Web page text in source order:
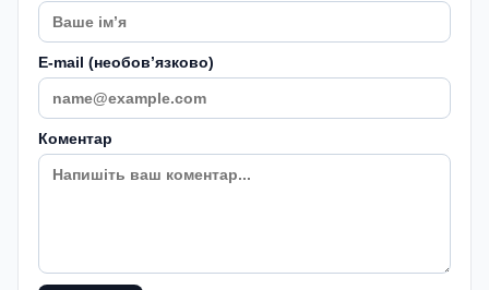
E-mail (необовʼязково)
Коментар